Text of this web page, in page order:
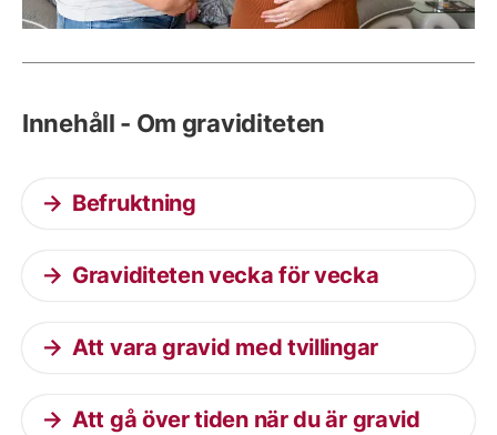
Innehåll - Om graviditeten
Befruktning
Graviditeten vecka för vecka
Att vara gravid med tvillingar
Att gå över tiden när du är gravid